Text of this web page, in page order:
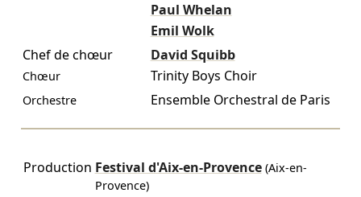
Paul Whelan
Emil Wolk
Chef de chœur
David Squibb
Chœur Trinity Boys Choir
Orchestre Ensemble Orchestral de Paris
Production Festival d'Aix-en-Provence(Aix-en-
Provence)